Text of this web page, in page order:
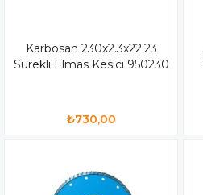
Karbosan 230x2.3x22.23
Sürekli Elmas Kesici 950230
₺730,00